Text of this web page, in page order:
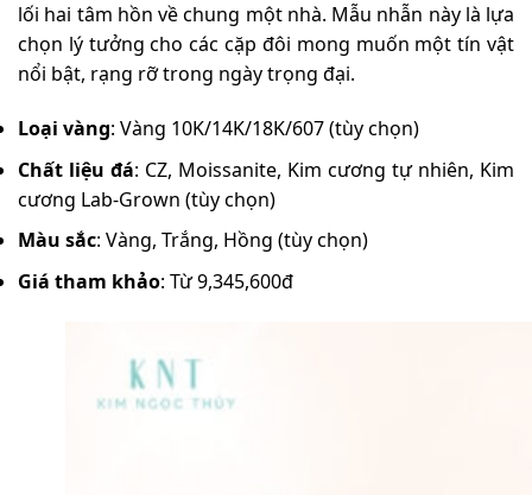
lối hai tâm hồn về chung một nhà. Mẫu nhẫn này là lựa
chọn lý tưởng cho các cặp đôi mong muốn một tín vật
nổi bật, rạng rỡ trong ngày trọng đại.
Loại vàng: Vàng 10K/14K/18K/607 (tùy chọn)
Chất liệu đá: CZ, Moissanite, Kim cương tự nhiên, Kim
cương Lab-Grown (tùy chọn)
Màu sắc: Vàng, Trắng, Hồng (tùy chọn)
Giá tham khảo: Từ 9,345,600đ